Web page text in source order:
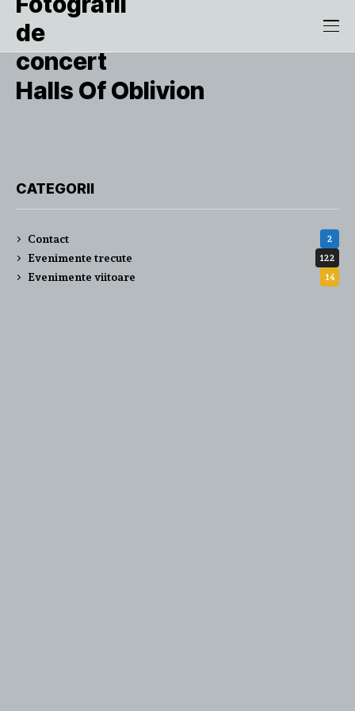
Halls Of Oblivion
CATEGORII
Contact 2
Evenimente trecute 122
Evenimente viitoare 14